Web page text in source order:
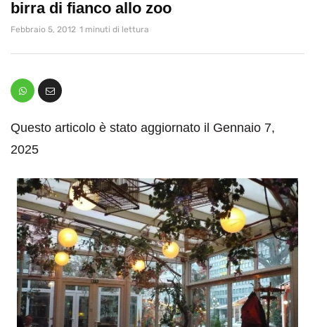
birra di fianco allo zoo
Febbraio 5, 2012 1 minuti di lettura
Questo articolo è stato aggiornato il Gennaio 7,
2025